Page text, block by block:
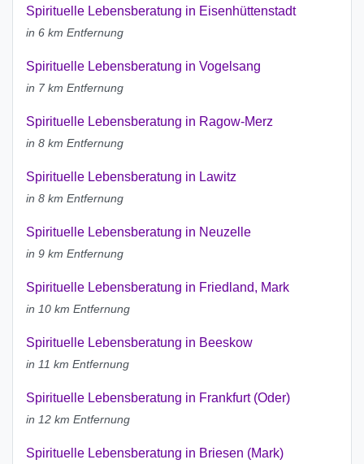
Spirituelle Lebensberatung in Eisenhüttenstadt
in 6 km Entfernung
Spirituelle Lebensberatung in Vogelsang
in 7 km Entfernung
Spirituelle Lebensberatung in Ragow-Merz
in 8 km Entfernung
Spirituelle Lebensberatung in Lawitz
in 8 km Entfernung
Spirituelle Lebensberatung in Neuzelle
in 9 km Entfernung
Spirituelle Lebensberatung in Friedland, Mark
in 10 km Entfernung
Spirituelle Lebensberatung in Beeskow
in 11 km Entfernung
Spirituelle Lebensberatung in Frankfurt (Oder)
in 12 km Entfernung
Spirituelle Lebensberatung in Briesen (Mark)